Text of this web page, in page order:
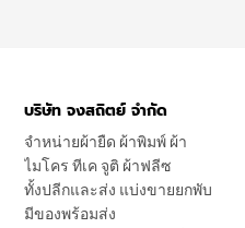
บริษัท จงสถิตย์ จำกัด
จำหน่ายผ้ายืด ผ้าพิมพ์ ผ้า
ไมโคร ทีเค จูติ ผ้าฟลีซ
ทั้งปลีกและส่ง แบ่งขายยกพับ
มีของพร้อมส่ง